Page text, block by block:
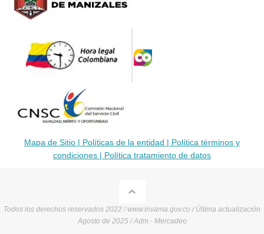
Mapa de Sitio | Políticas de la entidad |
Política términos y
condiciones |
Política tratamiento de datos
Todos los derechos reservados 2022 / www.invama.gov.co / Última actualización
Agosto de 2025 / Adm - Mercadeo